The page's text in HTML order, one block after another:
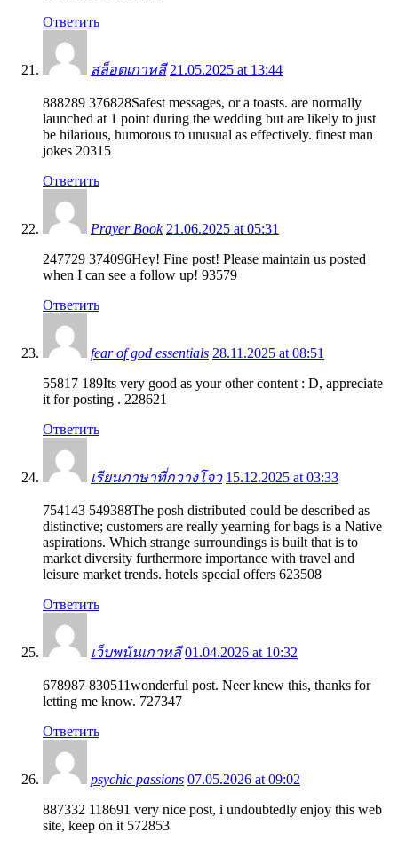
Ответить
สล็อตเกาหลี 21.05.2025 at 13:44
888289 376828Safest messages, or a toasts. are normally
launched at 1 point during the wedding but are likely to just
be hilarious, humorous to unusual as effectively. finest man
jokes 20315
Ответить
Prayer Book 21.06.2025 at 05:31
247729 374096Hey! Fine post! Please maintain us posted
when I can see a follow up! 93579
Ответить
fear of god essentials 28.11.2025 at 08:51
55817 189Its very good as your other content : D, appreciate
it for posting . 228621
Ответить
เรียนภาษาที่กวางโจว 15.12.2025 at 03:33
754143 549388The posh distributed could be described as
distinctive; customers are really yearning for bags is a Native
aspirations. Which strange surroundings is built that is to
market diversity furthermore importance with travel and
leisure market trends. hotels special offers 623508
Ответить
เว็บพนันเกาหลี 01.04.2026 at 10:32
678987 830511wonderful post. Neer knew this, thanks for
letting me know. 727347
Ответить
psychic passions 07.05.2026 at 09:02
887332 118691 very nice post, i undoubtedly enjoy this web
site, keep on it 572853